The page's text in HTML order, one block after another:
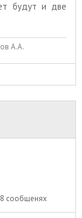
будут и две
А.А.
сообщенях